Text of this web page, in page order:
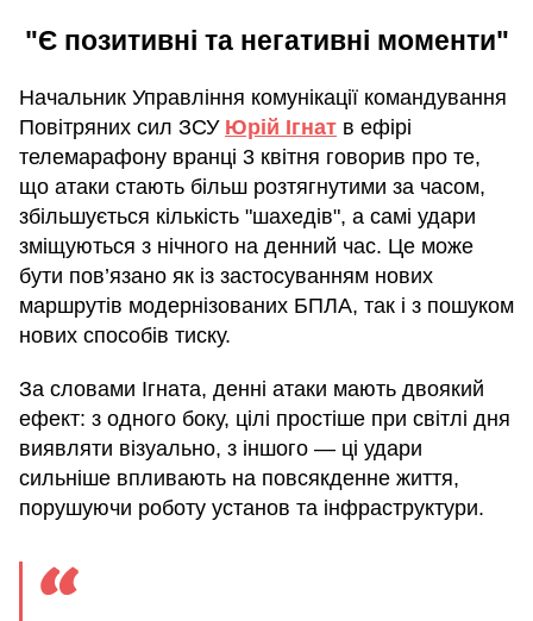
"Є позитивні та негативні моменти"
Начальник Управління комунікації командування
Повітряних сил ЗСУ Юрій Ігнат в ефірі
телемарафону вранці 3 квітня говорив про те,
що атаки стають більш розтягнутими за часом,
збільшується кількість "шахедів", а самі удари
зміщуються з нічного на денний час. Це може
бути пов’язано як із застосуванням нових
маршрутів модернізованих БПЛА, так і з пошуком
нових способів тиску.
За словами Ігната, денні атаки мають двоякий
ефект: з одного боку, цілі простіше при світлі дня
виявляти візуально, з іншого — ці удари
сильніше впливають на повсякденне життя,
порушуючи роботу установ та інфраструктури.